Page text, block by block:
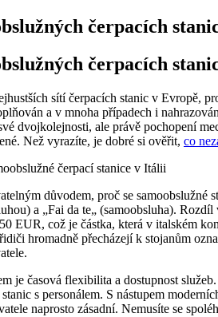
čerpacích
čerpacích
sítí čerpacích stanic v Evropě,
a v mnoha případech i
dvojkolejnosti, ale právě pochopení
Než vyrazíte, je dobré si ověřit, co
důvodem, proč se samoobslužné
a „Fai da te„ (samoobsluha).
EUR, což je částka, která v italském
hromadně přecházejí k stojanům
je časová flexibilita a dostupnost
s personálem. S nástupem
naprosto zásadní. Nemusíte se